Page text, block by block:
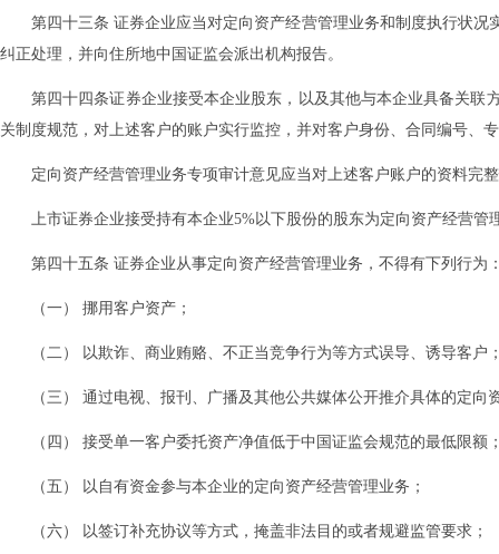
第四十三条 证券企业应当对定向资产经营管理业务和制度执行状
纠正处理，并向住所地中国证监会派出机构报告。
第四十四条证券企业接受本企业股东，以及其他与本企业具备关
关制度规范，对上述客户的账户实行监控，并对客户身份、合同编号、
定向资产经营管理业务专项审计意见应当对上述客户账户的资料完
上市证券企业接受持有本企业5%以下股份的股东为定向资产经营
第四十五条 证券企业从事定向资产经营管理业务，不得有下列行为
（一） 挪用客户资产；
（二） 以欺诈、商业贿赂、不正当竞争行为等方式误导、诱导客户
（三） 通过电视、报刊、广播及其他公共媒体公开推介具体的定向
（四） 接受单一客户委托资产净值低于中国证监会规范的最低限额
（五） 以自有资金参与本企业的定向资产经营管理业务；
（六） 以签订补充协议等方式，掩盖非法目的或者规避监管要求；